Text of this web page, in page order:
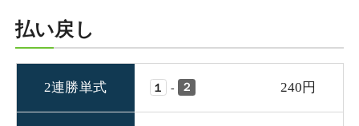
払い戻し
2連勝単式 １ - ２ 240円